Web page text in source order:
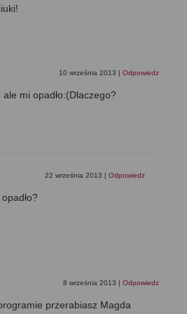
10 września 2013 | Odpowiedz
mi opadło:(Dlaczego?
22 września 2013 | Odpowiedz
8 września 2013 | Odpowiedz
przerabiasz Magda